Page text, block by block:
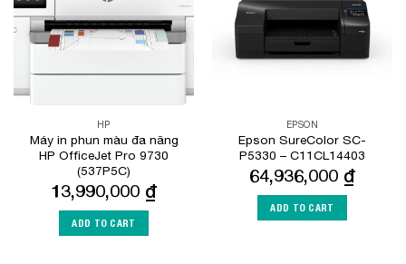
HP
Máy in phun màu đa năng
HP OfficeJet Pro 9730
(537P5C)
13,990,000 ₫
ADD TO CART
EPSON
Epson SureColor SC-
P5330 – C11CL14403
64,936,000 ₫
ADD TO CART